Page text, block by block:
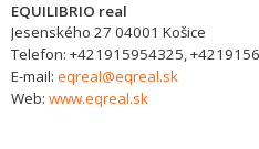
EQUILIBRIO real
Jesenského 27 04001 Košice
Telefon: +421915954325,
E-mail: eqreal@eqreal.sk
Web: www.eqreal.sk